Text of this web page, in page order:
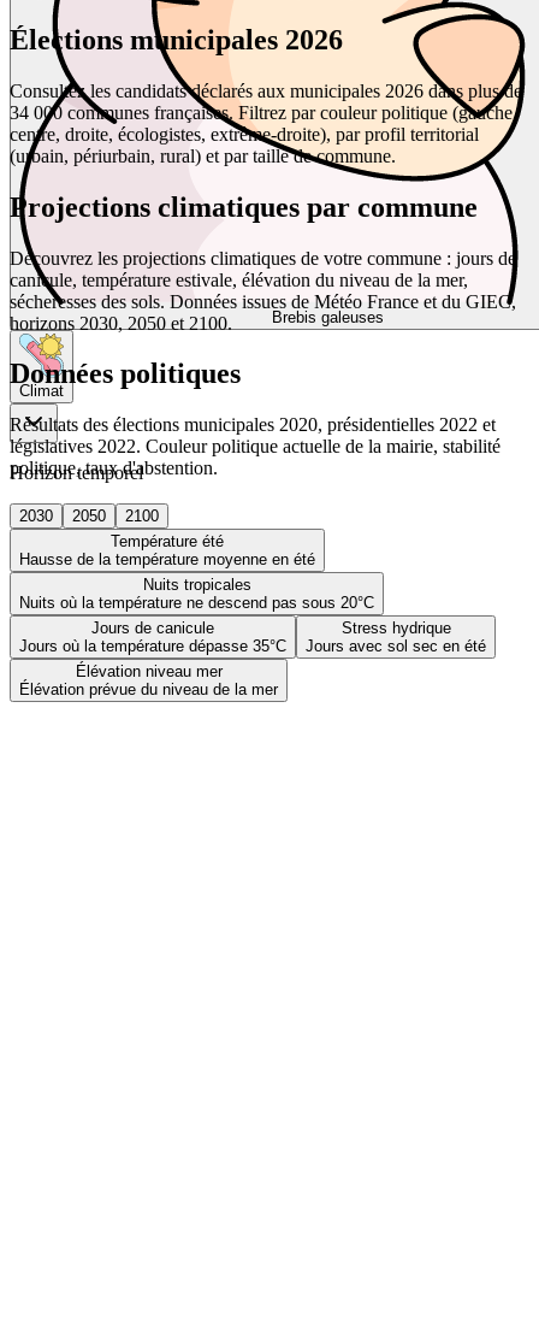
Brebis galeuses
Climat
Horizon temporel
2030 2050
2100
Température été
Hausse de la température moyenne en été
Nuits tropicales
Nuits où la température ne descend pas sous 20°C
Jours de canicule
Jours où la température dépasse 35°C
Stress hydrique
Jours avec sol sec en été
Élévation niveau mer
Élévation prévue du niveau de la mer
Élections municipales 2026
Consultez les candidats déclarés aux municipales 2026 dans plus de
34 000 communes françaises. Filtrez par couleur politique (gauche,
centre, droite, écologistes, extrême-droite), par profil territorial
(urbain, périurbain, rural) et par taille de commune.
Projections climatiques par commune
Découvrez les projections climatiques de votre commune : jours de
canicule, température estivale, élévation du niveau de la mer,
sécheresses des sols. Données issues de Météo France et du GIEC,
horizons 2030, 2050 et 2100.
Données politiques
Résultats des élections municipales 2020, présidentielles 2022 et
législatives 2022. Couleur politique actuelle de la mairie, stabilité
politique, taux d'abstention.